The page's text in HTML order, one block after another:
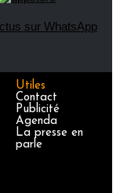
Utiles
Contact
Publicité
Agenda
La presse en
parle